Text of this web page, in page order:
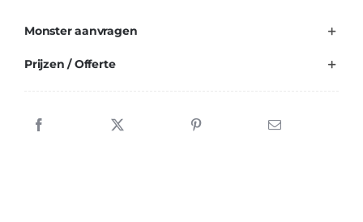
Monster aanvragen
Prijzen / Offerte